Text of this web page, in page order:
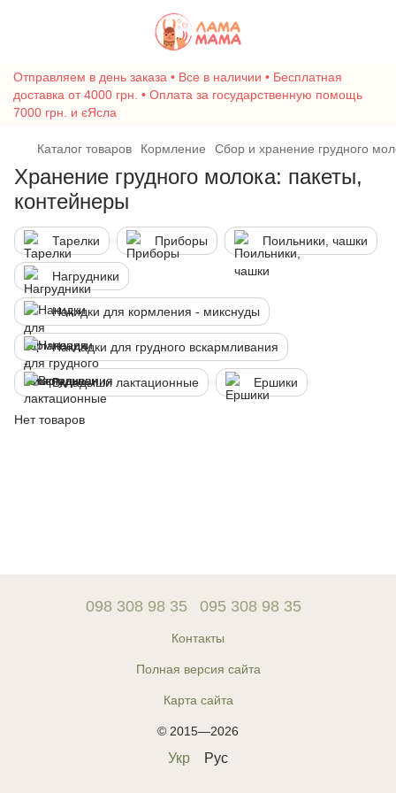
Отправляем в день заказа • Все в наличии • Бесплатная
доставка от 4000 грн. • Оплата за государственную помощь
7000 грн. и єЯсла
Каталог товаров Кормление Сбор и хранение грудного
Хранение грудного молока: пакеты,
контейнеры
Тарелки Приборы Поильники, чашки
Нагрудники
Накидки для кормления - микснуды
Накладки для грудного вскармливания
Вкладыши лактационные Ершики
Нет товаров
098 308 98 35 095 308 98 35
Контакты
Полная версия сайта
Карта сайта
© 2015—2026
Укр Рус